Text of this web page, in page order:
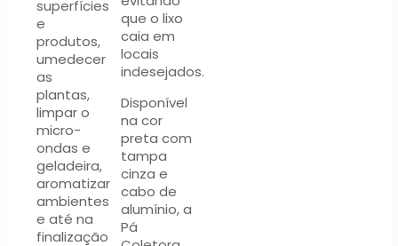
superfícies
e
produtos,
umedecer
as
plantas,
limpar o
micro-
ondas e
geladeira,
aromatizar
ambientes
e até na
finalização
que o lixo
caia em
locais
indesejados.
Disponível
na cor
preta com
tampa
cinza e
cabo de
alumínio, a
Pá